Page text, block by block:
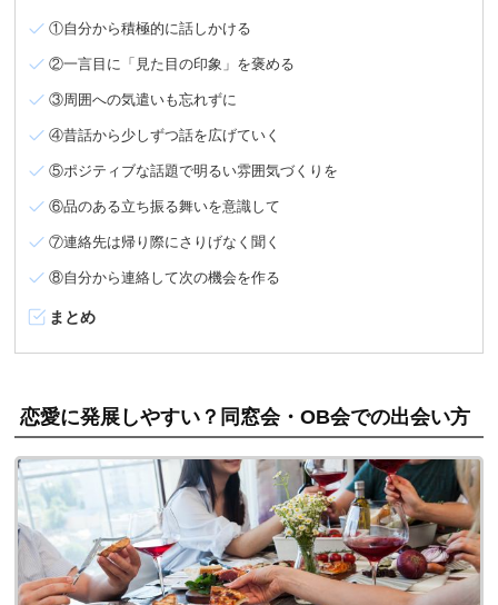
①自分から積極的に話しかける
②一言目に「見た目の印象」を褒める
③周囲への気遣いも忘れずに
④昔話から少しずつ話を広げていく
⑤ポジティブな話題で明るい雰囲気づくりを
⑥品のある立ち振る舞いを意識して
⑦連絡先は帰り際にさりげなく聞く
⑧自分から連絡して次の機会を作る
まとめ
恋愛に発展しやすい？同窓会・OB会での出会い方